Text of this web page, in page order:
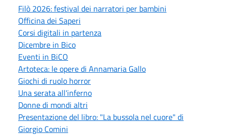
Filò 2026: festival dei narratori per bambini
Officina dei Saperi
Corsi digitali in partenza
Dicembre in Bico
Eventi in BiCO
Artoteca: le opere di Annamaria Gallo
Giochi di ruolo horror
Una serata all'inferno
Donne di mondi altri
Presentazione del libro: "La bussola nel cuore" di
Giorgio Comini